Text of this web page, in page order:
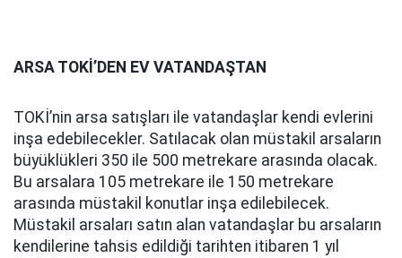
ARSA TOKİ’DEN EV VATANDAŞTAN
TOKİ’nin arsa satışları ile vatandaşlar kendi evlerini
inşa edebilecekler. Satılacak olan müstakil arsaların
büyüklükleri 350 ile 500 metrekare arasında olacak.
Bu arsalara 105 metrekare ile 150 metrekare
arasında müstakil konutlar inşa edilebilecek.
Müstakil arsaları satın alan vatandaşlar bu arsaların
kendilerine tahsis edildiği tarihten itibaren 1 yıl